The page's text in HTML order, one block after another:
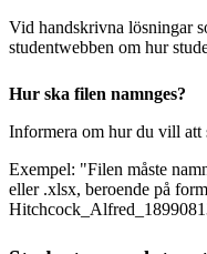
Vid handskrivna lösningar
studentwebben om hur
Hur ska filen namnges?
Informera om hur du vill att
Exempel: "Filen måste
eller .xlsx, beroende på